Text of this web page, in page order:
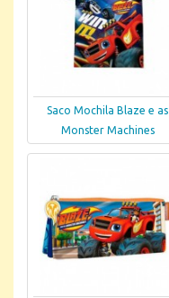
Saco Mochila Blaze e as
Monster Machines